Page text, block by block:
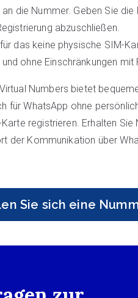
die Nummer. Geben Sie
abzuschließen.
das keine physische SIM-
ohne Einschränkungen mit
Numbers bietet
für WhatsApp ohne
registrieren. Erhalten
der Kommunikation über
Sie sich eine